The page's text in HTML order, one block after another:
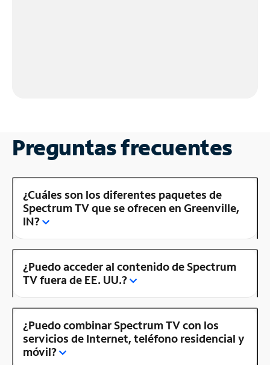
Preguntas frecuentes
¿Cuáles son los diferentes paquetes de
Spectrum TV que se ofrecen en Greenville,
IN?
¿Puedo acceder al contenido de Spectrum
TV fuera de EE. UU.?
¿Puedo combinar Spectrum TV con los
servicios de Internet, teléfono residencial y
móvil?